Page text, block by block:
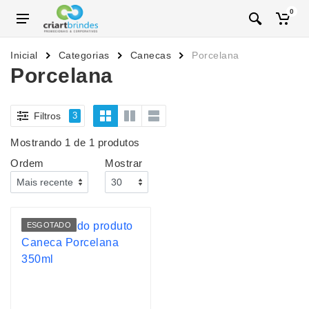
0
Inicial Categorias Canecas Porcelana
Porcelana
Filtros 3
Mostrando 1 de 1 produtos
Ordem
Mostrar
ESGOTADO